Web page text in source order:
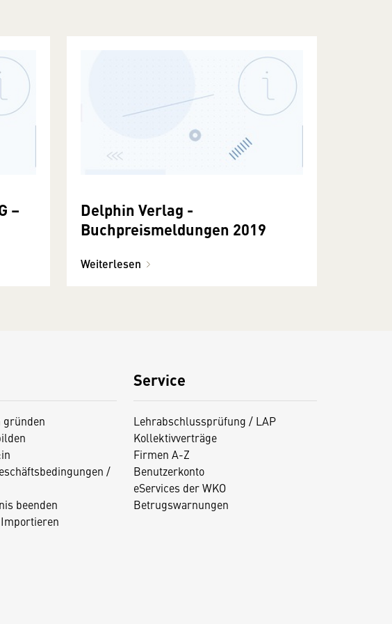
–
Delphin Verlag -
Buchpreismeldungen 2019
Weiterlesen
gründen
/
beenden
Service
Lehrabschlussprüfung / LAP
Kollektivverträge
Firmen A-Z
Benutzerkonto
eServices der WKO
Betrugswarnungen